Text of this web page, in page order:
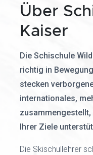
Über
Kaiser
Die Schischule
richtig in
stecken
internationales,
zusammengestellt,
Ihrer Ziele
Die Skischullehrer